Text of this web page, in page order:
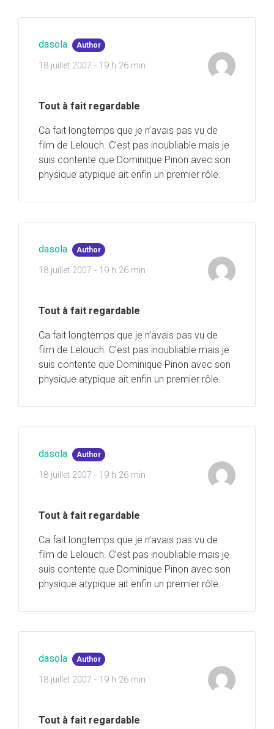
dasola Author
18 juillet 2007 - 19 h 26 min
Tout à fait regardable
Ca fait longtemps que je n’avais pas vu de
film de Lelouch. C’est pas inoubliable mais je
suis contente que Dominique Pinon avec son
physique atypique ait enfin un premier rôle.
dasola Author
18 juillet 2007 - 19 h 26 min
Tout à fait regardable
Ca fait longtemps que je n’avais pas vu de
film de Lelouch. C’est pas inoubliable mais je
suis contente que Dominique Pinon avec son
physique atypique ait enfin un premier rôle.
dasola Author
18 juillet 2007 - 19 h 26 min
Tout à fait regardable
Ca fait longtemps que je n’avais pas vu de
film de Lelouch. C’est pas inoubliable mais je
suis contente que Dominique Pinon avec son
physique atypique ait enfin un premier rôle.
dasola Author
18 juillet 2007 - 19 h 26 min
Tout à fait regardable